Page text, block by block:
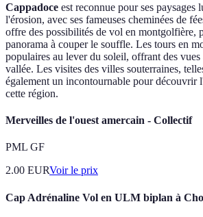
Cappadoce est reconnue pour ses paysages
l'érosion, avec ses fameuses cheminées de
offre des possibilités de vol en montgolfière,
panorama à couper le souffle. Les tours en
populaires au lever du soleil, offrant des vues
vallée. Les visites des villes souterraines,
également un incontournable pour découvrir
cette région.
Merveilles de l'ouest amercain - Collectif
PML GF
2.00 EURVoir le prix
Cap Adrénaline Vol en ULM biplan à